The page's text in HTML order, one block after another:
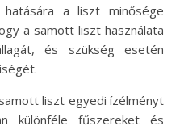
a liszt minősége
a samott liszt használata
és szükség esetén
liszt egyedi ízélményt
különféle fűszereket és